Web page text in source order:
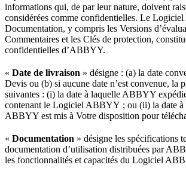
informations qui, de par leur nature, doivent
considérées comme confidentielles. Le
Documentation, y compris les Versions
Commentaires et les Clés de protection,
confidentielles d’ABBYY.
« Date de livraison » désigne : (a) la date
Devis ou (b) si aucune date n’est convenue, la
suivantes : (i) la date à laquelle ABBYY
contenant le Logiciel ABBYY ; ou (ii) la date
ABBYY est mis à Votre disposition pour
« Documentation » désigne les spécifications
documentation d’utilisation distribuées par
les fonctionnalités et capacités du Logiciel